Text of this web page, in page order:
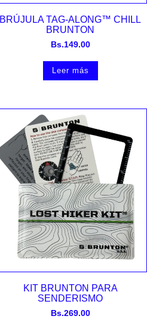
Vista rápida
BRÚJULA TAG-ALONG™ CHILL
BRUNTON
Bs.149.00
Leer más
Vista rápida
KIT BRUNTON PARA
SENDERISMO
Bs.269.00